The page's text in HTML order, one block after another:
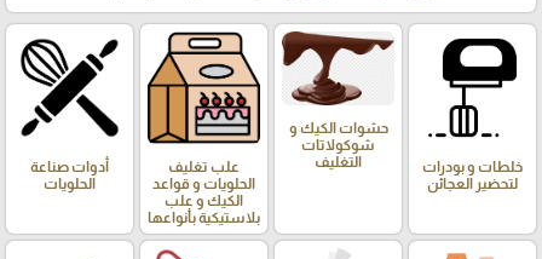
خلطات و بودرات
لتحضير العجائن
حشوات الكيك و
شوكولاتات
التغليف
علب تغليف
الحلويات و قواعد
الكيك و علب
بلاستيكية بأنواعها
أدوات صناعة
الحلويات